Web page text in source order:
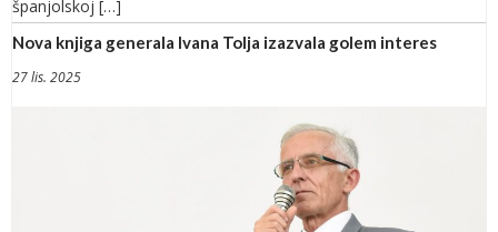
španjolskoj […]
Nova knjiga generala Ivana Tolja izazvala golem interes
27 lis. 2025